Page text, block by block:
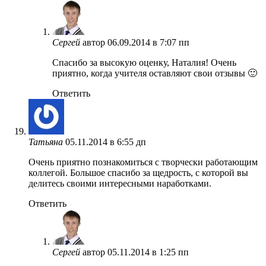
Сергей автор 06.09.2014 в 7:07 пп
Спасибо за высокую оценку, Наталия! Очень
приятно, когда учителя оставляют свои отзывы 🙂
Ответить
Татьяна 05.11.2014 в 6:55 дп
Очень приятно познакомиться с творчески работающим
коллегой. Большое спасибо за щедрость, с которой вы
делитесь своими интересными наработками.
Ответить
Сергей автор 05.11.2014 в 1:25 пп